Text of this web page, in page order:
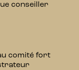
conseiller
comité fort